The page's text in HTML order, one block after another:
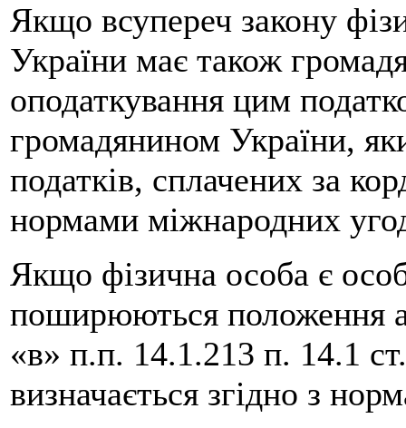
Якщо всупереч закону
України має також
оподаткування цим
громадянином України,
податків, сплачених за
нормами міжнародних
Якщо фізична особа є
поширюються положення
«в» п.п. 14.1.213 п. 14.1
визначається згідно з